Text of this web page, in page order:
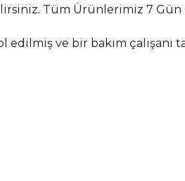
Tüm Ürünlerimiz 7 Gün
ve bir bakım